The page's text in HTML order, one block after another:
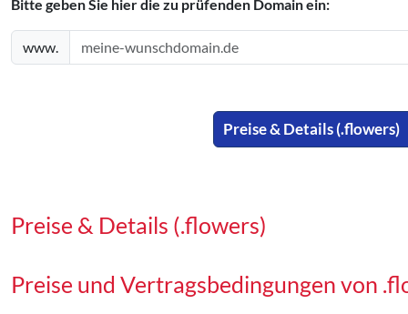
Bitte geben Sie hier die zu prüfenden Domain ein:
www.
Preise & Details (.flowers)
Preise & Details (.flowers)
Preise und Vertragsbedingungen von